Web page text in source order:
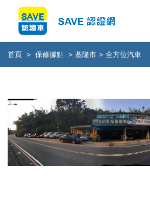
首頁 > 保修據點 > 基隆市 > 全方位汽車